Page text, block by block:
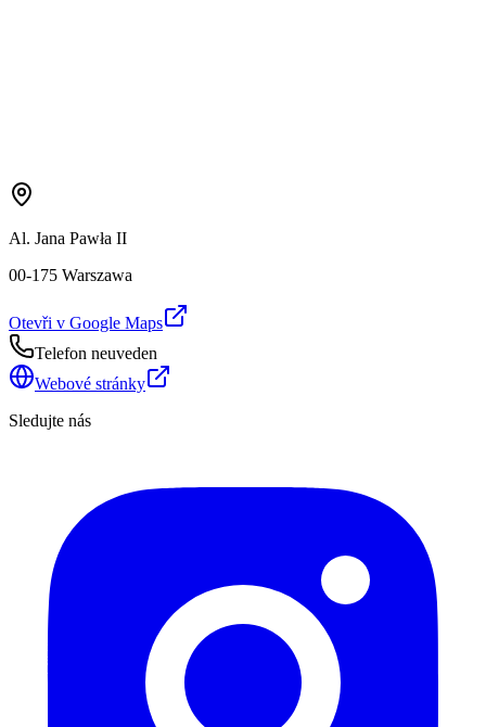
Al. Jana Pawła II
00-175 Warszawa
Otevři v Google Maps
Telefon neuveden
Webové stránky
Sledujte nás